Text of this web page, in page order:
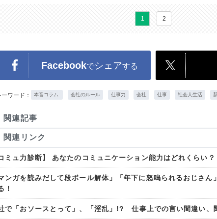
1 2
Facebookでシェアする
ワード： 本音コラム. 会社のルール 仕事力 会社 仕事 社会人生活
関連記事
関連リンク
コミュ力診断】 あなたのコミュニケーション能力はどれくらい？
マンガを読みだして段ボール解体」「年下に怒鳴られるおじさ
！
で「おソースとって」、「淫乱」!? 仕事上での言い間違い、